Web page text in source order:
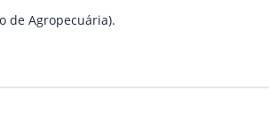
de Agropecuária).